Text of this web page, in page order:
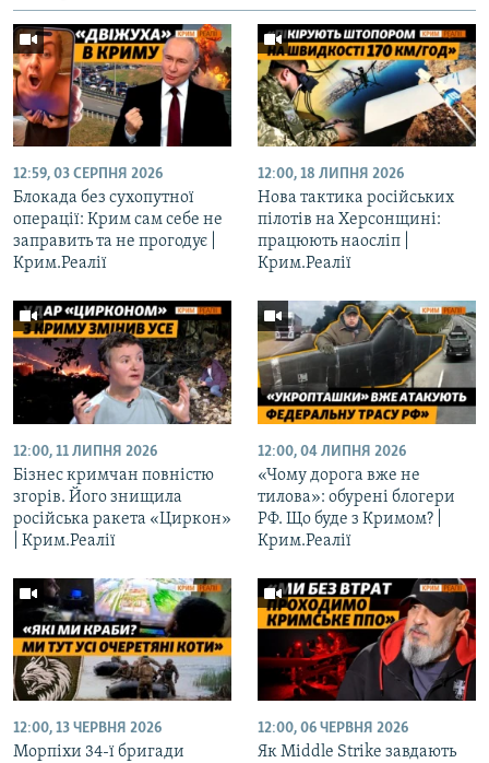
12:59, 03 СЕРПНЯ 2026
Блокада без сухопутної
операції: Крим сам себе не
заправить та не прогодує |
Крим.Реалії
12:00, 18 ЛИПНЯ 2026
Нова тактика російських
пілотів на Херсонщині:
працюють наосліп |
Крим.Реалії
12:00, 11 ЛИПНЯ 2026
Бізнес кримчан повністю
згорів. Його знищила
російська ракета «Циркон»
| Крим.Реалії
12:00, 04 ЛИПНЯ 2026
«Чому дорога вже не
тилова»: обурені блогери
РФ. Що буде з Кримом? |
Крим.Реалії
12:00, 13 ЧЕРВНЯ 2026
Морпіхи 34-ї бригади
12:00, 06 ЧЕРВНЯ 2026
Як Middle Strike завдають